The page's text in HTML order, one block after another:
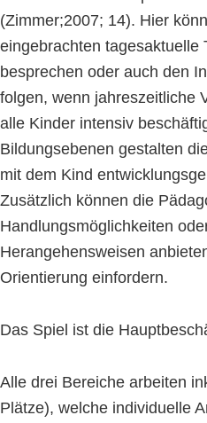
(Zimmer;2007; 14). Hier
eingebrachten tagesaktuelle
besprechen oder auch den
folgen, wenn jahreszeitliche
alle Kinder intensiv
Bildungsebenen gestalten
mit dem Kind
Zusätzlich können die
Handlungsmöglichkeiten
Herangehensweisen
Orientierung einfordern.
Das Spiel ist die
Alle drei Bereiche arbeiten
Plätze), welche individuelle